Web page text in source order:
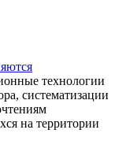
технологии
систематизации
на территории